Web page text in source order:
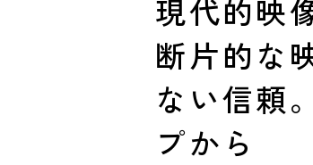
現代的映
断片的な
ない信頼
プから